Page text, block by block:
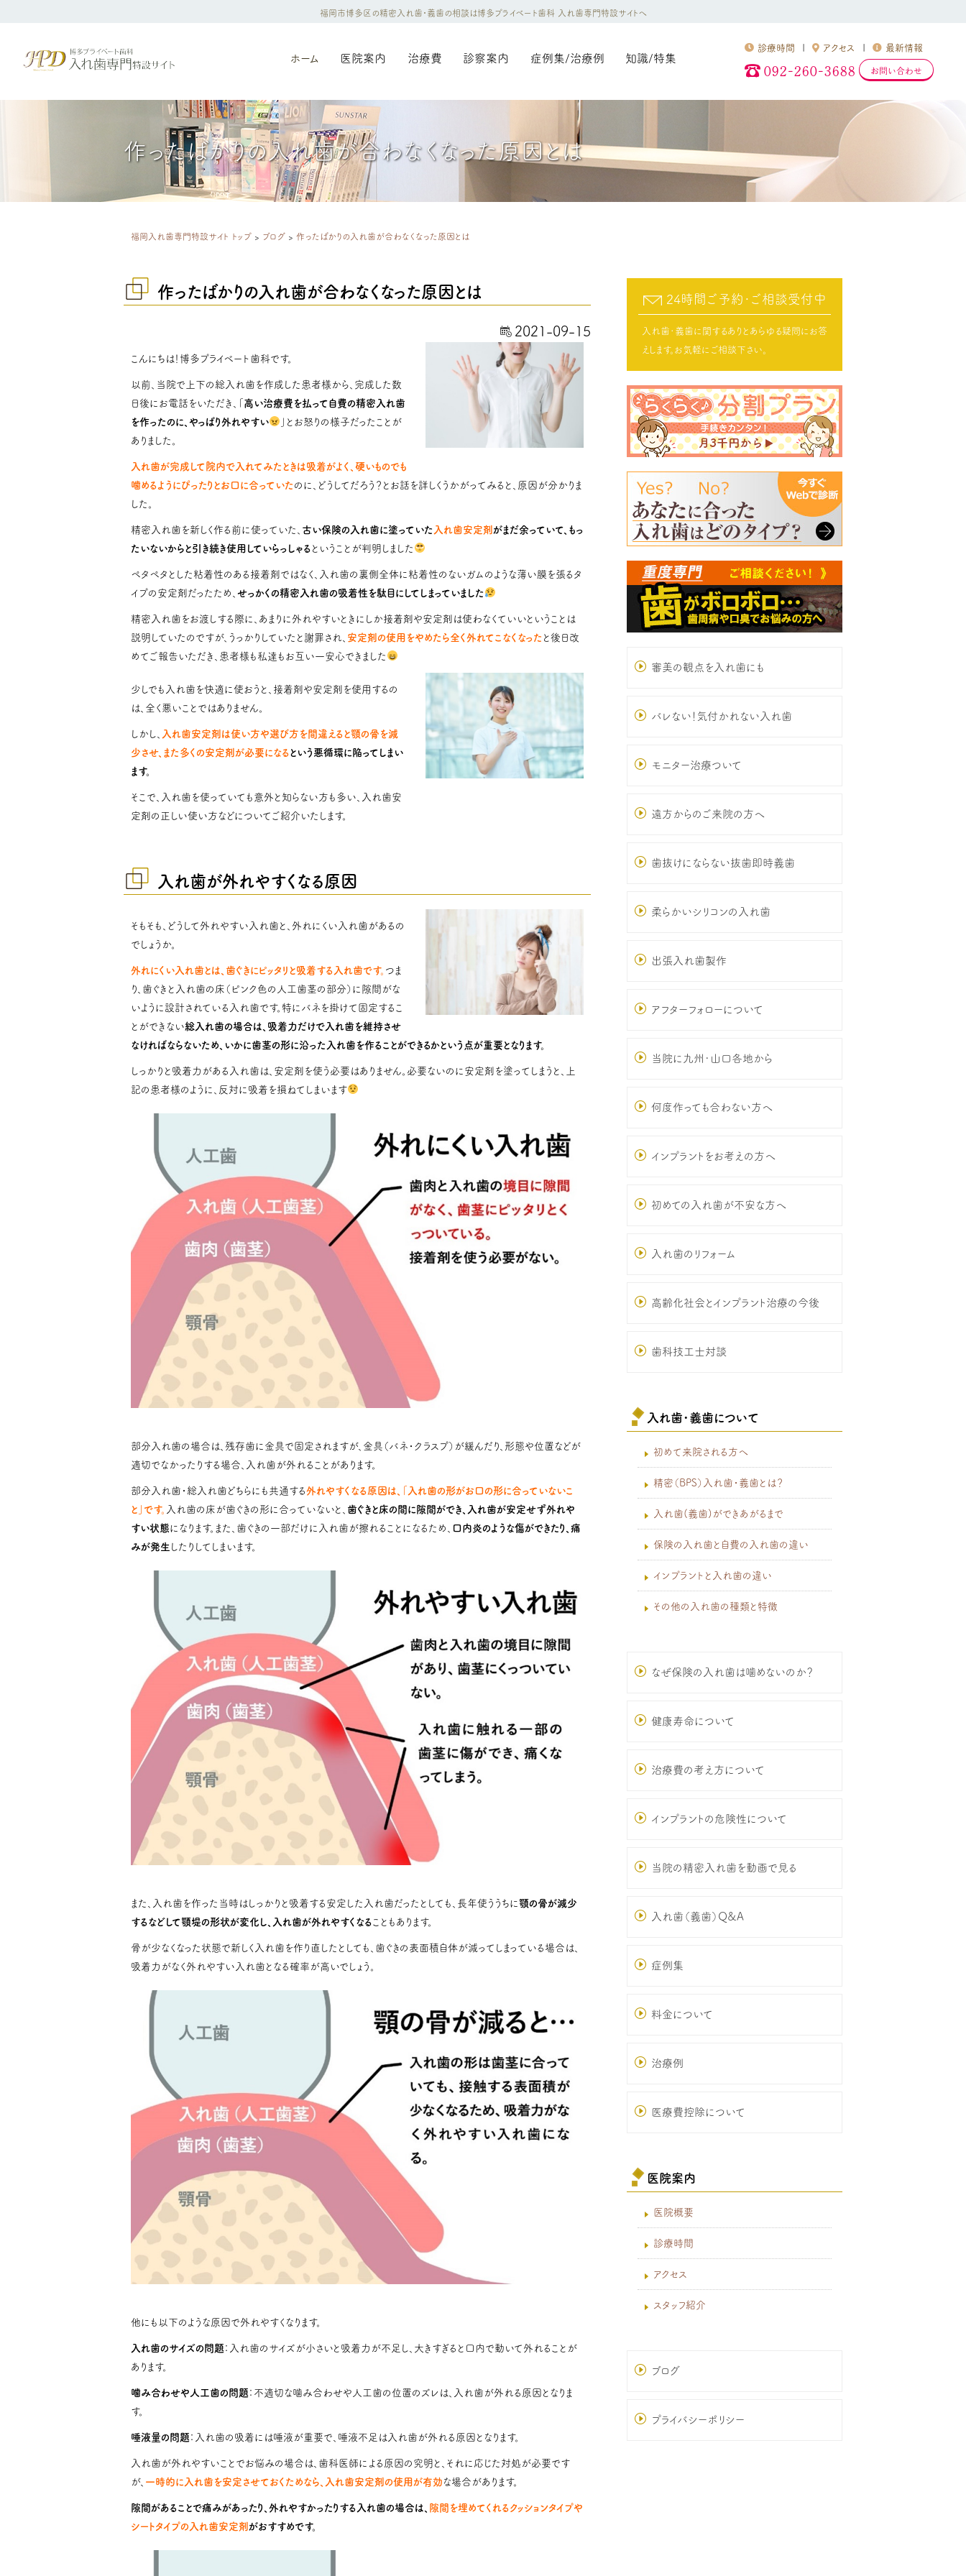
福岡市博多区の精密入れ歯・義歯の相談は博多プライベート歯科 入れ歯専門特設サイトへ
ホーム 医院案内 治療費 診察案内 症例集/治療例 知識/特集
診療時間 アクセス 最新情報
092-260-3688 お問い合わせ
作ったばかりの入れ歯が合わなくなった原因とは
福岡入れ歯専門特設サイト トップ > ブログ > 作ったばかりの入れ歯が合わなくなった原因とは
作ったばかりの入れ歯が合わなくなった原因とは
2021-09-15
こんにちは！博多プライベート歯科です。
以前、当院で上下の総入れ歯を作成した患者様から、完成した数
日後にお電話をいただき、「 高い治療費を払って自費の精密入れ歯
を作ったのに、やっぱり外れやすい
」とお怒りの様子だったことが
ありました。
入れ歯が完成して院内で入れてみたときは吸着がよく、硬いものでも
噛めるようにぴったりとお口に合っていた のに、どうしてだろう？とお話を詳しくうかがってみると、原因が分かりま
した。
精密入れ歯を新しく作る前に使っていた、 古い保険の入れ歯に塗っていた 入れ歯安定剤 がまだ余っていて、もっ
たいないからと引き続き使用していらっしゃる ということが判明しました
ペタペタとした粘着性のある接着剤ではなく、入れ歯の裏側全体に粘着性のないガムのような薄い膜を張るタ
イプの安定剤だったため、 せっかくの精密入れ歯の吸着性を駄目にしてしまっていました
精密入れ歯をお渡しする際に、あまりに外れやすいときにしか接着剤や安定剤は使わなくていいということは
説明していたのですが、うっかりしていたと謝罪され、 安定剤の使用をやめたら全く外れてこなくなった と後日改
めてご報告いただき、患者様も私達もお互い一安心できました
少しでも入れ歯を快適に使おうと、接着剤や安定剤を使用するの
は、全く悪いことではありません。
しかし、
入れ歯安定剤は使い方や選び方を間違えると顎の骨を減
少させ、また多くの安定剤が必要になる という悪循環に陥ってしまい
ます。
そこで、入れ歯を使っていても意外と知らない方も多い、入れ歯安
定剤の正しい使い方などについてご紹介いたします。
入れ歯が外れやすくなる原因
そもそも、どうして外れやすい入れ歯と、外れにくい入れ歯があるの
でしょうか。
外れにくい入れ歯とは、歯ぐきにピッタリと吸着する入れ歯です。 つま
り、歯ぐきと入れ歯の床（ピンク色の人工歯茎の部分）に隙間がな
いように設計されている入れ歯です。特にバネを掛けて固定するこ
とができない総入れ歯の場合は、吸着力だけで入れ歯を維持させ
なければならないため、いかに歯茎の形に沿った入れ歯を作ることができるかという点が重要となります。
しっかりと吸着力がある入れ歯は、安定剤を使う必要はありません。必要ないのに安定剤を塗ってしまうと、上
記の患者様のように、反対に吸着を損ねてしまいます
部分入れ歯の場合は、残存歯に金具で固定されますが、金具（バネ・クラスプ）が緩んだり、形態や位置などが
適切でなかったりする場合、入れ歯が外れることがあります。
部分入れ歯・総入れ歯どちらにも共通する外れやすくなる原因は、「入れ歯の形がお口の形に合っていないこ
と」です。 入れ歯の床が歯ぐきの形に合っていないと、 歯ぐきと床の間に隙間ができ、入れ歯が安定せず外れや
すい状態になります。また、歯ぐきの一部だけに入れ歯が擦れることになるため、
口内炎のような傷ができたり、痛
みが発生 したりしてしまいます。
また、入れ歯を作った当時はしっかりと吸着する安定した入れ歯だったとしても、長年使ううちに 顎の骨が減少
するなどして顎堤の形状が変化し、入れ歯が外れやすくなる こともあります。
骨が少なくなった状態で新しく入れ歯を作り直したとしても、歯ぐきの表面積自体が減ってしまっている場合は、
吸着力がなく外れやすい入れ歯となる確率が高いでしょう。
他にも以下のような原因で外れやすくなります。
入れ歯のサイズの問題：入れ歯のサイズが小さいと吸着力が不足し、大きすぎると口内で動いて外れることが
あります。
噛み合わせや人工歯の問題：不適切な噛み合わせや人工歯の位置のズレは、入れ歯が外れる原因となりま
す。
唾液量の問題：入れ歯の吸着には唾液が重要で、唾液不足は入れ歯が外れる原因となります。
入れ歯が外れやすいことでお悩みの場合は、歯科医師による原因の究明と、それに応じた対処が必要です
が、 一時的に入れ歯を安定させておくためなら、入れ歯安定剤の使用が有効 な場合があります。
隙間があることで痛みがあったり、外れやすかったりする入れ歯の場合は、
隙間を埋めてくれるクッションタイプや
シートタイプの入れ歯安定剤 がおすすめです。
24時間ご予約･ご相談受付中
入れ歯･義歯に関するありとあらゆる疑問にお答
えします。お気軽にご相談下さい。
審美の観点を入れ歯にも
バレない！気付かれない入れ歯
モニター治療ついて
遠方からのご来院の方へ
歯抜けにならない抜歯即時義歯
柔らかいシリコンの入れ歯
出張入れ歯製作
アフターフォローについて
当院に九州･山口各地から
何度作っても合わない方へ
インプラントをお考えの方へ
初めての入れ歯が不安な方へ
入れ歯のリフォーム
高齢化社会とインプラント治療の今後
歯科技工士対談
入れ歯･義歯について
初めて来院される方へ
精密（BPS）入れ歯・義歯とは？
入れ歯(義歯)ができあがるまで
保険の入れ歯と自費の入れ歯の違い
インプラントと入れ歯の違い
その他の入れ歯の種類と特徴
なぜ保険の入れ歯は噛めないのか？
健康寿命について
治療費の考え方について
インプラントの危険性について
当院の精密入れ歯を動画で見る
入れ歯（義歯）Q&A
症例集
料金について
治療例
医療費控除について
医院案内
医院概要
診療時間
アクセス
スタッフ紹介
ブログ
プライバシーポリシー